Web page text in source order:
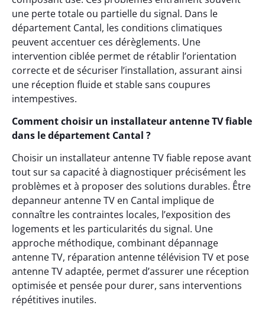
une perte totale ou partielle du signal. Dans le
département Cantal, les conditions climatiques
peuvent accentuer ces dérèglements. Une
intervention ciblée permet de rétablir l’orientation
correcte et de sécuriser l’installation, assurant ainsi
une réception fluide et stable sans coupures
intempestives.
Comment choisir un installateur antenne TV fiable
dans le département Cantal ?
Choisir un installateur antenne TV fiable repose avant
tout sur sa capacité à diagnostiquer précisément les
problèmes et à proposer des solutions durables. Être
depanneur antenne TV en Cantal implique de
connaître les contraintes locales, l’exposition des
logements et les particularités du signal. Une
approche méthodique, combinant dépannage
antenne TV, réparation antenne télévision TV et pose
antenne TV adaptée, permet d’assurer une réception
optimisée et pensée pour durer, sans interventions
répétitives inutiles.